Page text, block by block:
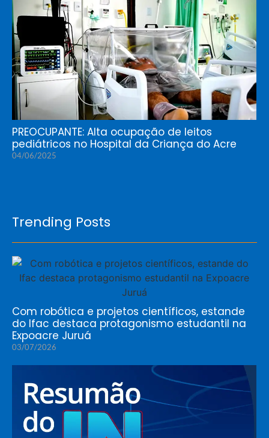
PREOCUPANTE: Alta ocupação de leitos
pediátricos no Hospital da Criança do Acre
04/06/2025
Trending Posts
Com robótica e projetos científicos, estande
do Ifac destaca protagonismo estudantil na
Expoacre Juruá
03/07/2026